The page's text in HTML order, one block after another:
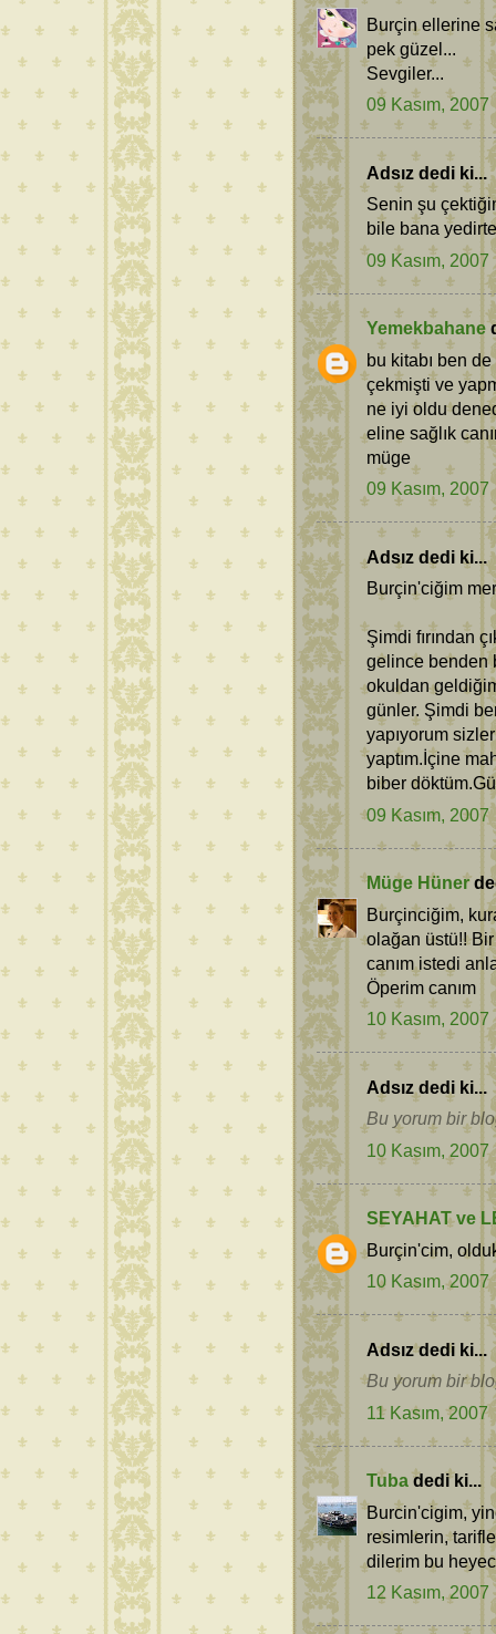
Burçin ellerine
pek güzel...
Sevgiler...
09 Kasım, 2007
Adsız dedi ki...
Senin şu
bile bana
09 Kasım, 2007
Yemekbahane
bu kitabı ben
çekmişti ve
ne iyi oldu
eline sağlık
müge
09 Kasım, 2007
Adsız dedi ki...
Burçin'ciğim
Şimdi fırından
gelince benden
okuldan
günler. Şimdi
yapıyorum
yaptım.İçine
biber
09 Kasım, 2007
Müge Hüner
Burçinciğim,
olağan üstü!! Bir
canım istedi
Öperim canım
10 Kasım, 2007
Adsız dedi ki...
Bu yorum bir
10 Kasım, 2007
SEYAHAT ve
Burçin'cim,
10 Kasım, 2007
Adsız dedi ki...
Bu yorum bir
11 Kasım, 2007
Tubadedi ki...
Burcin'cigim,
resimlerin,
dilerim bu
12 Kasım, 2007